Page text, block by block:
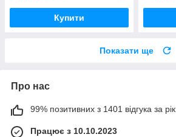
Купити
Показати ще
Про нас
99% позитивних з 1401 відгука за рік
Працює з 10.10.2023